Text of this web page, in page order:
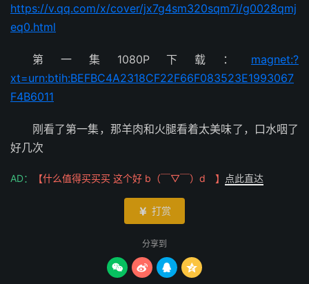
https://v.qq.com/x/cover/jx7g4sm320sqm7i/g0028qmj
eq0.html
第一集1080P下载： magnet:?
xt=urn:btih:BEFBC4A2318CF22F66F083523E1993067
F4B6011
刚看了第一集，那羊肉和火腿看着太美味了，口水咽了
好几次
AD： 【什么值得买买买 这个好 b（￣▽￣）d 】 点此直达
 打赏
分享到
   